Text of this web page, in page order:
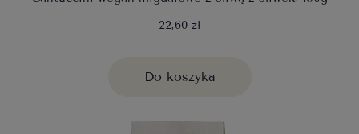
22,60 zł
Do koszyka